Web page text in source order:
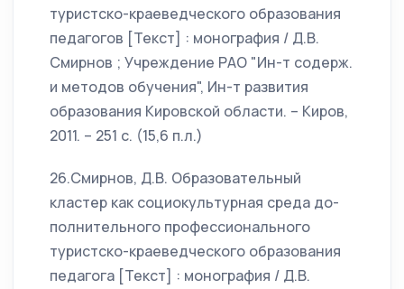
туристско-краеведческого образования
педагогов [Текст] : монография / Д.В.
Смирнов ; Учреждение РАО "Ин-т содерж.
и методов обучения", Ин-т развития
образования Кировской области. – Киров,
2011. – 251 с. (15,6 п.л.)
26.Смирнов, Д.В. Образовательный
кластер как социокультурная среда до-
полнительного профессионального
туристско-краеведческого образования
педагога [Текст] : монография / Д.В.